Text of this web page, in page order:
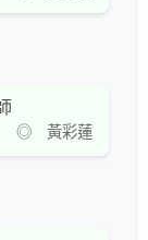
◎ 黃彩蓮